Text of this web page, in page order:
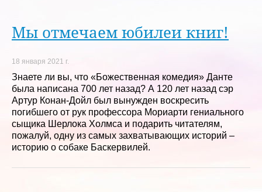
Мы отмечаем юбилеи книг!
18 января 2021 г.
Знаете ли вы, что «Божественная комедия» Данте
была написана 700 лет назад? А 120 лет назад сэр
Артур Конан-Дойл был вынужден воскресить
погибшего от рук профессора Мориарти гениального
сыщика Шерлока Холмса и подарить читателям,
пожалуй, одну из самых захватывающих историй –
историю о собаке Баскервилей.